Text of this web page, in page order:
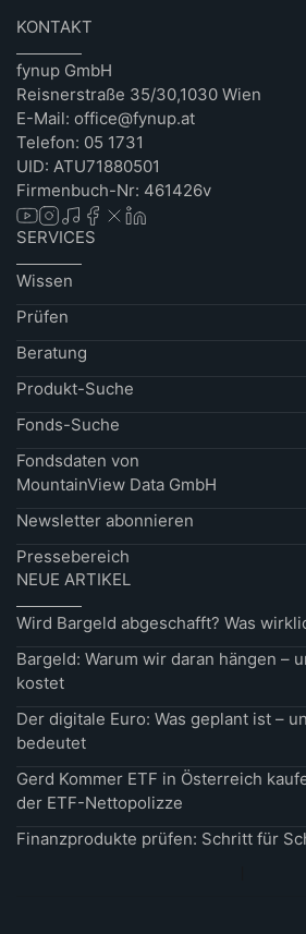
KONTAKT
fynup GmbH
Reisnerstraße 35/30,1030 Wien
E-Mail: office@fynup.at
Telefon: 05 1731
UID: ATU71880501
Firmenbuch-Nr: 461426v
SERVICES
Wissen
Prüfen
Beratung
Produkt-Suche
Fonds-Suche
Fondsdaten von
MountainView Data GmbH
Newsletter abonnieren
Pressebereich
NEUE ARTIKEL
Wird Bargeld abgeschafft? Was
Bargeld: Warum wir daran hängen –
kostet
Der digitale Euro: Was geplant ist –
bedeutet
Gerd Kommer ETF in Österreich
der ETF-Nettopolizze
Finanzprodukte prüfen: Schritt für